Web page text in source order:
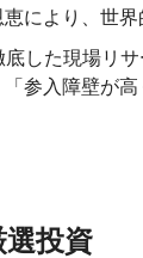
により、世
した現場リ
参入障壁が
投資